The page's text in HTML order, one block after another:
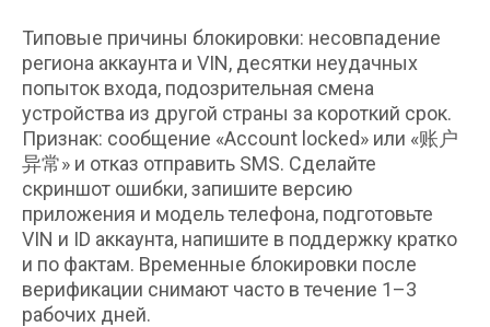
Типовые причины блокировки: несовпадение
региона аккаунта и VIN, десятки неудачных
попыток входа, подозрительная смена
устройства из другой страны за короткий срок.
Признак: сообщение «Account locked» или «账户
异常» и отказ отправить SMS. Сделайте
скриншот ошибки, запишите версию
приложения и модель телефона, подготовьте
VIN и ID аккаунта, напишите в поддержку кратко
и по фактам. Временные блокировки после
верификации снимают часто в течение 1–3
рабочих дней.
Согласие на обработку
персональных данных
персональных данных